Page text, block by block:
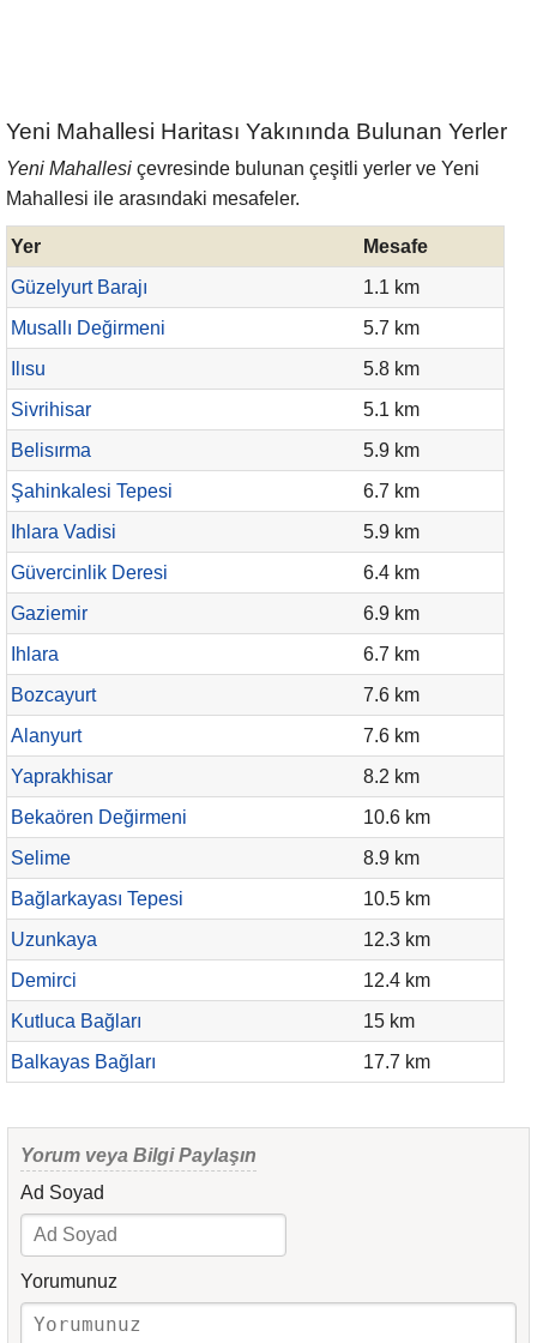
Yeni Mahallesi Haritası Yakınında Bulunan Yerler
Yeni Mahallesi çevresinde bulunan çeşitli yerler ve Yeni
Mahallesi ile arasındaki mesafeler.
Yer
Mesafe
Güzelyurt Barajı
1.1 km
Musallı Değirmeni
5.7 km
Ilısu
5.8 km
Sivrihisar
5.1 km
Belisırma
5.9 km
Şahinkalesi Tepesi
6.7 km
Ihlara Vadisi
5.9 km
Güvercinlik Deresi
6.4 km
Gaziemir
6.9 km
Ihlara
6.7 km
Bozcayurt
7.6 km
Alanyurt
7.6 km
Yaprakhisar
8.2 km
Bekaören Değirmeni
10.6 km
Selime
8.9 km
Bağlarkayası Tepesi
10.5 km
Uzunkaya
12.3 km
Demirci
12.4 km
Kutluca Bağları
15 km
Balkayas Bağları
17.7 km
Yorum veya Bilgi Paylaşın
Ad Soyad
Yorumunuz